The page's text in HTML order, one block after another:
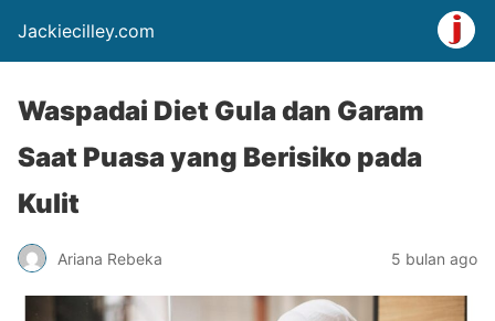
Jackiecilley.com
Waspadai Diet Gula dan Garam
Saat Puasa yang Berisiko pada
Kulit
Ariana Rebeka 5 bulan ago